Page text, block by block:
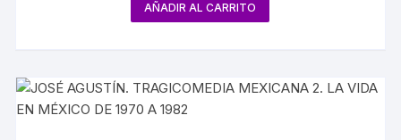
AÑADIR AL CARRITO